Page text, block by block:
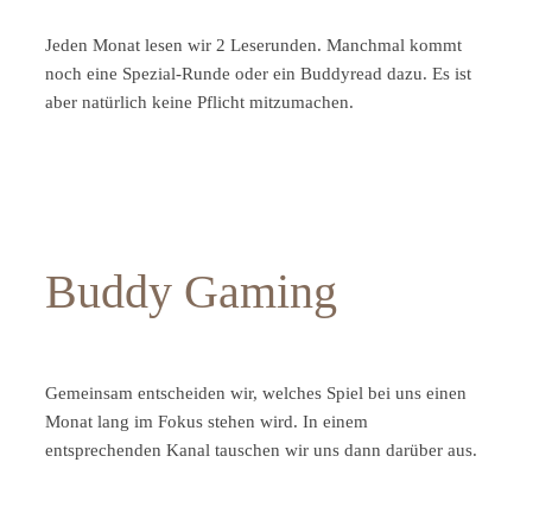
Jeden Monat lesen wir 2 Leserunden. Manchmal kommt
noch eine Spezial-Runde oder ein Buddyread dazu. Es ist
aber natürlich keine Pflicht mitzumachen.
Buddy Gaming
Gemeinsam entscheiden wir, welches Spiel bei uns einen
Monat lang im Fokus stehen wird. In einem
entsprechenden Kanal tauschen wir uns dann darüber aus.